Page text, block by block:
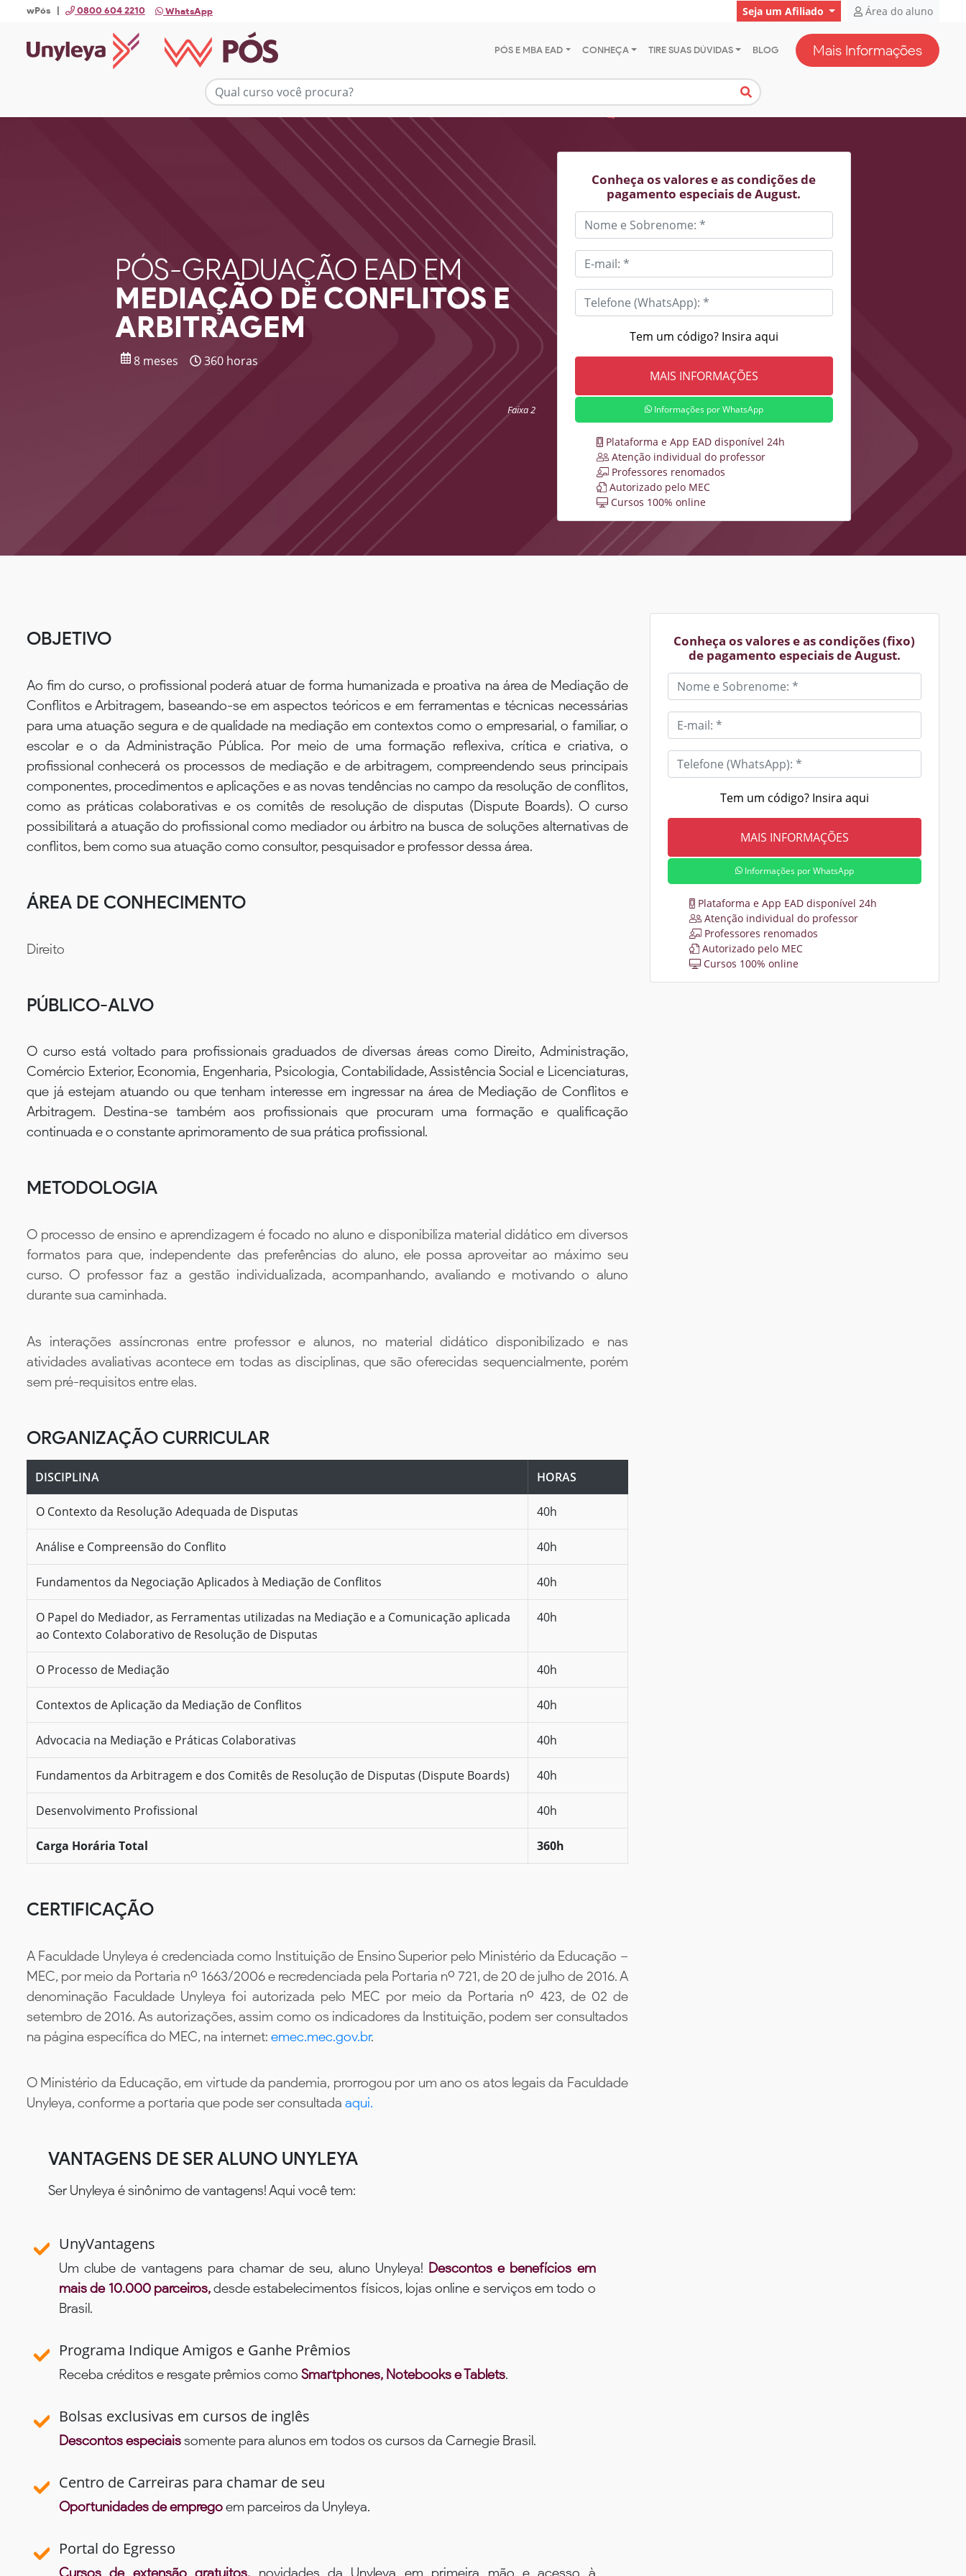
wPós | 0800 604 2210 WhatsApp Seja um Afiliado Área do aluno
PÓS E MBA EAD CONHEÇA TIRE SUAS DÚVIDAS BLOG Mais Informações
PÓS-GRADUAÇÃO EAD EM
MEDIAÇÃO DE CONFLITOS E
ARBITRAGEM
8 meses 360 horas
Faixa 2
Conheça os valores e as condições de
pagamento especiais de August.
Tem um código? Insira aqui
Informações por WhatsApp
Plataforma e App EAD disponível 24h
Atenção individual do professor
Professores renomados
Autorizado pelo MEC
Cursos 100% online
OBJETIVO
Ao fim do curso, o profissional poderá atuar de forma humanizada e proativa na área de Mediação de
Conflitos e Arbitragem, baseando-se em aspectos teóricos e em ferramentas e técnicas necessárias
para uma atuação segura e de qualidade na mediação em contextos como o empresarial, o familiar, o
escolar e o da Administração Pública. Por meio de uma formação reflexiva, crítica e criativa, o
profissional conhecerá os processos de mediação e de arbitragem, compreendendo seus principais
componentes, procedimentos e aplicações e as novas tendências no campo da resolução de conflitos,
como as práticas colaborativas e os comitês de resolução de disputas (Dispute Boards). O curso
possibilitará a atuação do profissional como mediador ou árbitro na busca de soluções alternativas de
conflitos, bem como sua atuação como consultor, pesquisador e professor dessa área.
ÁREA DE CONHECIMENTO
Direito
PÚBLICO-ALVO
O curso está voltado para profissionais graduados de diversas áreas como Direito, Administração,
Comércio Exterior, Economia, Engenharia, Psicologia, Contabilidade, Assistência Social e Licenciaturas,
que já estejam atuando ou que tenham interesse em ingressar na área de Mediação de Conflitos e
Arbitragem. Destina-se também aos profissionais que procuram uma formação e qualificação
continuada e o constante aprimoramento de sua prática profissional.
METODOLOGIA
O processo de ensino e aprendizagem é focado no aluno e disponibiliza material didático em diversos
formatos para que, independente das preferências do aluno, ele possa aproveitar ao máximo seu
curso. O professor faz a gestão individualizada, acompanhando, avaliando e motivando o aluno
durante sua caminhada.
As interações assíncronas entre professor e alunos, no material didático disponibilizado e nas
atividades avaliativas acontece em todas as disciplinas, que são oferecidas sequencialmente, porém
sem pré-requisitos entre elas.
ORGANIZAÇÃO CURRICULAR
DISCIPLINA HORAS
O Contexto da Resolução Adequada de Disputas 40h
Análise e Compreensão do Conflito 40h
Fundamentos da Negociação Aplicados à Mediação de Conflitos 40h
O Papel do Mediador, as Ferramentas utilizadas na Mediação e a Comunicação aplicada
ao Contexto Colaborativo de Resolução de Disputas
40h
O Processo de Mediação 40h
Contextos de Aplicação da Mediação de Conflitos 40h
Advocacia na Mediação e Práticas Colaborativas 40h
Fundamentos da Arbitragem e dos Comitês de Resolução de Disputas (Dispute Boards) 40h
Desenvolvimento Profissional 40h
Carga Horária Total 360h
CERTIFICAÇÃO
A Faculdade Unyleya é credenciada como Instituição de Ensino Superior pelo Ministério da Educação –
MEC, por meio da Portaria nº 1663/2006 e recredenciada pela Portaria nº 721, de 20 de julho de 2016. A
denominação Faculdade Unyleya foi autorizada pelo MEC por meio da Portaria nº 423, de 02 de
setembro de 2016. As autorizações, assim como os indicadores da Instituição, podem ser consultados
na página específica do MEC, na internet: emec.mec.gov.br.
O Ministério da Educação, em virtude da pandemia, prorrogou por um ano os atos legais da Faculdade
Unyleya, conforme a portaria que pode ser consultada aqui.
VANTAGENS DE SER ALUNO UNYLEYA
Ser Unyleya é sinônimo de vantagens! Aqui você tem:
UnyVantagens
Um clube de vantagens para chamar de seu, aluno Unyleya! Descontos e benefícios em
mais de 10.000 parceiros,desde estabelecimentos físicos, lojas online e serviços em todo o
Brasil.
Programa Indique Amigos e Ganhe Prêmios
Receba créditos e resgate prêmios como Smartphones, Notebooks e Tablets.
Bolsas exclusivas em cursos de inglês
Descontos especiaissomente para alunos em todos os cursos da Carnegie Brasil.
Centro de Carreiras para chamar de seu
Oportunidades de empregoem parceiros da Unyleya.
Portal do Egresso
Conheça os valores e as condições (fixo)
de pagamento especiais de August.
Tem um código? Insira aqui
Informações por WhatsApp
Plataforma e App EAD disponível 24h
Atenção individual do professor
Professores renomados
Autorizado pelo MEC
Cursos 100% online